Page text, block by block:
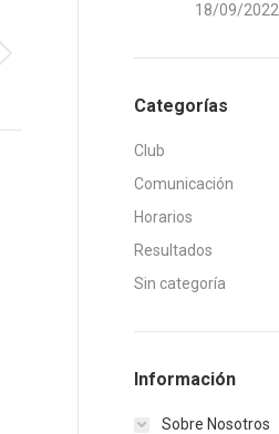
18/09/2022
Categorías
Club
Comunicación
Horarios
Resultados
Sin categoría
Información
Sobre Nosotros